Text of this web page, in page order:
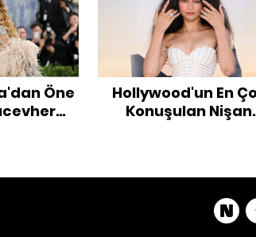
Öne
Hollywood'un En
Konuşulan Nişan